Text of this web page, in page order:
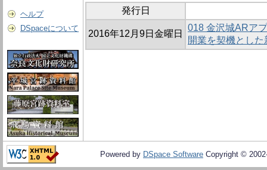
ヘルプ
DSpaceについて
発行日
2016年12月9日金曜日
018 金沢城ARア
開業を契機とし
Powered by DSpace Software Copyright ©